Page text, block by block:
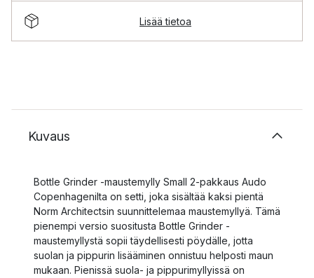
Lisää tietoa
Kuvaus
Bottle Grinder -maustemylly Small 2-pakkaus Audo
Copenhagenilta on setti, joka sisältää kaksi pientä
Norm Architectsin suunnittelemaa maustemyllyä. Tämä
pienempi versio suositusta Bottle Grinder -
maustemyllystä sopii täydellisesti pöydälle, jotta
suolan ja pippurin lisääminen onnistuu helposti maun
mukaan. Pienissä suola- ja pippurimyllyissä on